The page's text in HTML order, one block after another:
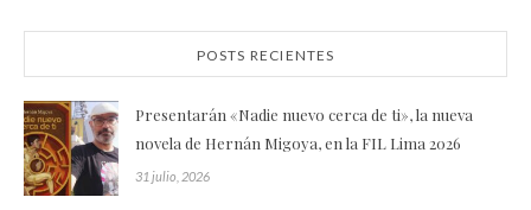
POSTS RECIENTES
Presentarán «Nadie nuevo cerca de ti», la nueva
novela de Hernán Migoya, en la FIL Lima 2026
31 julio, 2026